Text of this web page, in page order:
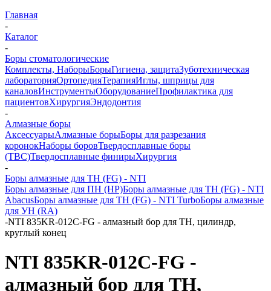
Главная
-
Каталог
-
Боры стоматологические
Комплекты, НаборыБорыГигиена, защитаЗуботехническая
лабораторияОртопедияТерапияИглы, шприцы для
каналовИнструментыОборудованиеПрофилактика для
пациентовХирургияЭндодонтия
-
Алмазные боры
АксессуарыАлмазные борыБоры для разрезания
коронокНаборы боровТвердосплавные боры
(ТВС)Твердосплавные финирыХирургия
-
Боры алмазные для ТН (FG) - NTI
Боры алмазные для ПН (HP)Боры алмазные для ТН (FG) - NTI
AbacusБоры алмазные для ТН (FG) - NTI TurboБоры алмазные
для УН (RA)
-NTI 835KR-012C-FG - алмазный бор для ТН, цилиндр,
круглый конец
NTI 835KR-012C-FG -
алмазный бор для ТН,